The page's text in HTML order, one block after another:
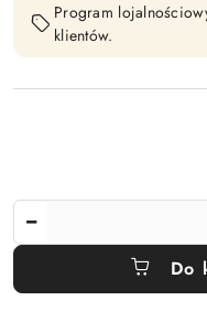
Program
klientów.
Do